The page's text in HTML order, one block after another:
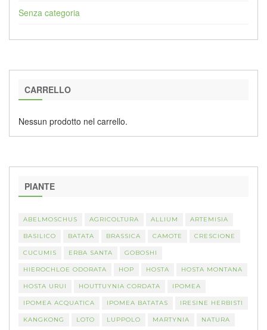
Senza categoria
CARRELLO
Nessun prodotto nel carrello.
PIANTE
ABELMOSCHUS AGRICOLTURA ALLIUM ARTEMISIA
BASILICO BATATA BRASSICA CAMOTE CRESCIONE
CUCUMIS ERBA SANTA GOBOSHI
HIEROCHLOE ODORATA HOP HOSTA HOSTA MONTANA
HOSTA URUI HOUTTUYNIA CORDATA IPOMEA
IPOMEA ACQUATICA IPOMEA BATATAS IRESINE HERBISTI
KANGKONG LOTO LUPPOLO MARTYNIA NATURA